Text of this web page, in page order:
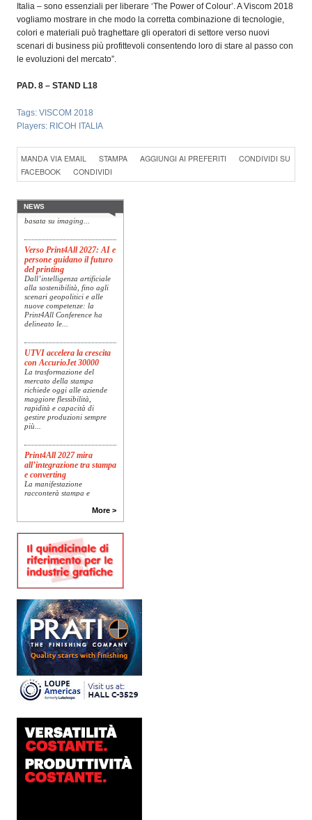
Italia – sono essenziali per liberare ‘The Power of Colour’. A Viscom 2018
vogliamo mostrare in che modo la corretta combinazione di tecnologie,
colori e materiali può traghettare gli operatori di settore verso nuovi
scenari di business più profittevoli consentendo loro di stare al passo con
le evoluzioni del mercato”.
PAD. 8 – STAND L18
Tags: VISCOM 2018
Players: RICOH ITALIA
MANDA VIA EMAIL STAMPA AGGIUNGI AI PREFERITI
CONDIVIDI SU
FACEBOOK
CONDIVIDI
NEWS
Specim RETEX
Konica Minolta, realtà di
riferimento a livello globale
presenta Specim RETEX,
una soluzione completa
basata su imaging...
Verso Print4All 2027: AI e
persone guidano il futuro
del printing
Dall’intelligenza artificiale
alla sostenibilità, fino agli
scenari geopolitici e alle
nuove competenze: la
Print4All Conference ha
delineato le...
UTVI accelera la crescita
con AccurioJet 30000
La trasformazione del
mercato della stampa
richiede oggi alle aziende
maggiore flessibilità,
rapidità e capacità di
gestire produzioni sempre
più...
Print4All 2027 mira
all’integrazione tra stampa
e converting
La manifestazione
racconterà stampa e
package printing alle
Una...
Platinum Technologies
presenta SIGNATURE
sviluppo e analisi
approfondita delle reali
esigenze produttive del
mercato, Platinum
Technologies, centro
europeo di ricerca e...
Polyedra diventa un
marchio europeo: nasce
Polyedra Distribution
brand Polyedra per
identificare l’attività di
distribuzione in Italia,
Spagna, Francia e...
More >